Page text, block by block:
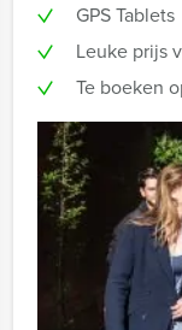
GPS Tablets
Leuke prijs
Te boeken